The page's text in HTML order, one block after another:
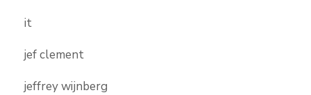
it
jef clement
jeffrey wijnberg